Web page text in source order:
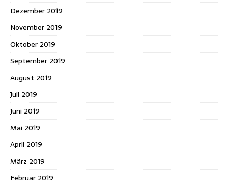
Dezember 2019
November 2019
Oktober 2019
September 2019
August 2019
Juli 2019
Juni 2019
Mai 2019
April 2019
März 2019
Februar 2019